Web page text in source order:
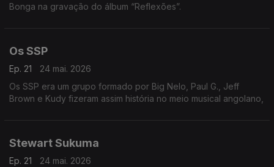
Bonga na gravação do álbum “Reflexões”.
Os SSP
Ep. 21
24 mai. 2026
Os SSP era um grupo formado por Big Nelo, Paul G., Jeff
Brown e Kudy fizeram assim história no meio musical angolano,
Stewart Sukuma
Ep. 21
24 mai. 2026